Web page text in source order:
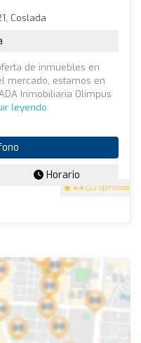
4.4 (22 opiniones)
Coslada
de inmuebles en
mercado, estamos en
Inmobiliaria Olimpus
leyendo
Horario